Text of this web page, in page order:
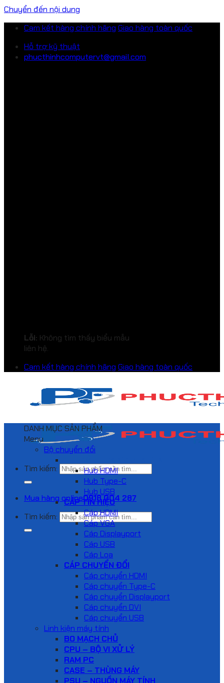
Chuyển đến nội dung
Cam kết hàng chính hãng Giao hàng toàn quốc
Hỗ trợ kỹ thuật
phucthinhcomputervt@gmail.com
Lỗi: Không tìm thấy biểu mẫu
liên hệ.
Cam kết hàng chính hãng Giao hàng toàn quốc
Tìm kiếm:
Mua hàng online0918 004 287
Tìm kiếm:
DANH MỤC SẢN PHẨM
Menu
Bộ chuyển đổi
Hub HDMI
Hub Type-C
Hub USB
CÁP TÍN HIỆU
Cáp HDMI
Cáp VGA
Cáp Displayport
Cáp USB
Cáp Loa
CÁP CHUYỂN ĐỔI
Cáp chuyển HDMI
Cáp chuyển Type-C
Cáp chuyển Displayport
Cáp chuyển DVI
Cáp chuyển USB
Linh kiện máy tính
BO MẠCH CHỦ
CPU – BỘ VI XỬ LÝ
RAM PC
CASE – THÙNG MÁY
PSU – NGUỒN MÁY TÍNH